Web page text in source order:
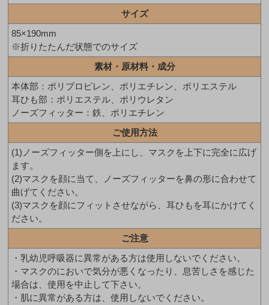
サイズ
85×190mm
※折りたたんだ状態でのサイズ
素材・原材料・成分
本体部：ポリプロピレン、ポリエチレン、ポリエステル
耳ひも部：ポリエステル、ポリウレタン
ノーズフィッター：鉄、ポリエチレン
ご使用方法
(1)ノーズフィッター側を上にし、マスクを上下に完全に広げ
ます。
(2)マスクを顔に当て、ノーズフィッターを鼻の形に合わせて
曲げてください。
(3)マスクを顔にフィットさせながら、耳ひもを耳にかけてく
ださい。
ご注意
・乳幼児呼吸器に異常がある方は使用しないでください。
・マスクのにおいで気分が悪くなったり、息苦しさを感じた
場合は、使用を中止して下さい。
・肌に異常がある方は、使用しないでください。